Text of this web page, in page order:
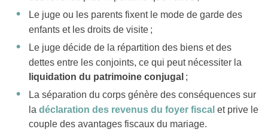
Le juge ou les parents fixent le mode de garde des
enfants et les droits de visite ;
Le juge décide de la répartition des biens et des
dettes entre les conjoints, ce qui peut nécessiter la
liquidation du patrimoine conjugal ;
La séparation du corps génère des conséquences sur
la déclaration des revenus du foyer fiscal et prive le
couple des avantages fiscaux du mariage.